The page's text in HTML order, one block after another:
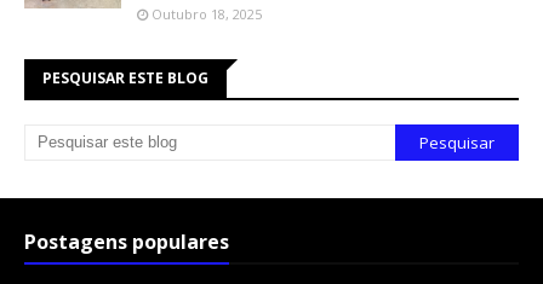
Outubro 18, 2025
PESQUISAR ESTE BLOG
Postagens populares